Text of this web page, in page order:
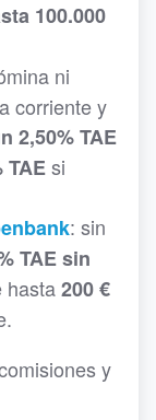
100.000
ni
corriente y
2,50% TAE
TAEsi
: sin
TAE sin
hasta200 €
y